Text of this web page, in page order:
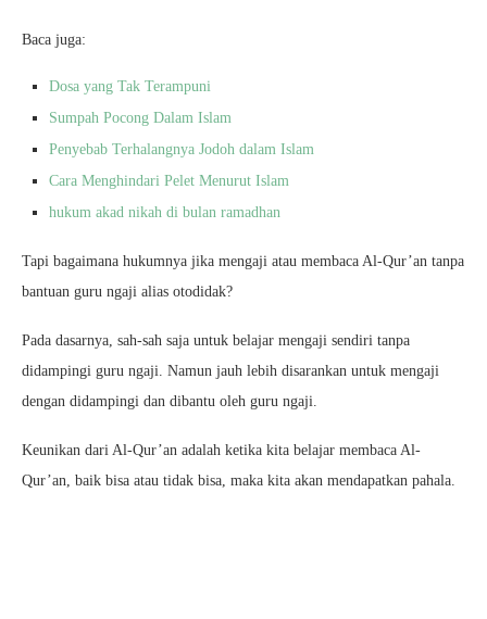
Baca juga:
Dosa yang Tak Terampuni
Sumpah Pocong Dalam Islam
Penyebab Terhalangnya Jodoh dalam Islam
Cara Menghindari Pelet Menurut Islam
hukum akad nikah di bulan ramadhan
Tapi bagaimana hukumnya jika mengaji atau membaca Al-Qur’an tanpa
bantuan guru ngaji alias otodidak?
Pada dasarnya, sah-sah saja untuk belajar mengaji sendiri tanpa
didampingi guru ngaji. Namun jauh lebih disarankan untuk mengaji
dengan didampingi dan dibantu oleh guru ngaji.
Keunikan dari Al-Qur’an adalah ketika kita belajar membaca Al-
Qur’an, baik bisa atau tidak bisa, maka kita akan mendapatkan pahala.